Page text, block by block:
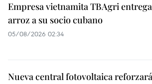
Empresa vietnamita TBAgri entrega
arroz a su socio cubano
05/08/2026 02:34
Nueva central fotovoltaica reforzará